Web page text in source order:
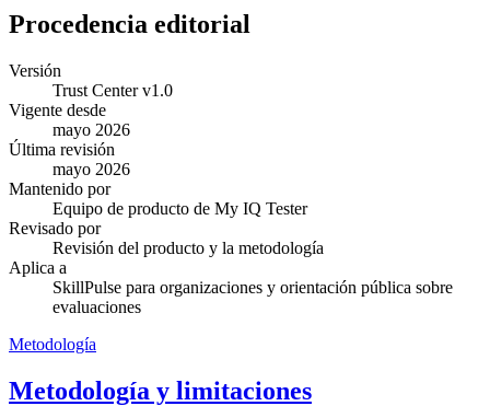
Procedencia editorial
Versión
Trust Center v1.0
Vigente desde
mayo 2026
Última revisión
mayo 2026
Mantenido por
Equipo de producto de My IQ Tester
Revisado por
Revisión del producto y la metodología
Aplica a
SkillPulse para organizaciones y orientación pública sobre
evaluaciones
Metodología
Metodología y limitaciones